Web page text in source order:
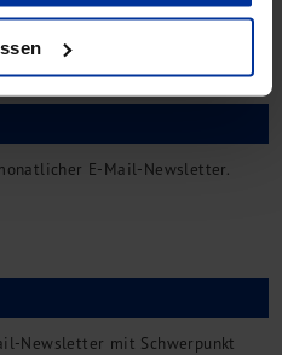
Krankheit und Feiertagen zu
Vermeidung.
E-Mail-Newsletter.
Newsletter mit Schwerpunkt